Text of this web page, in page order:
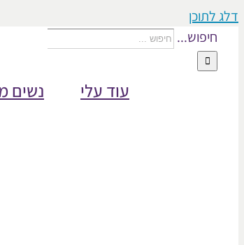
דלג לתוכן
חיפוש...
נשים
עוד עלי